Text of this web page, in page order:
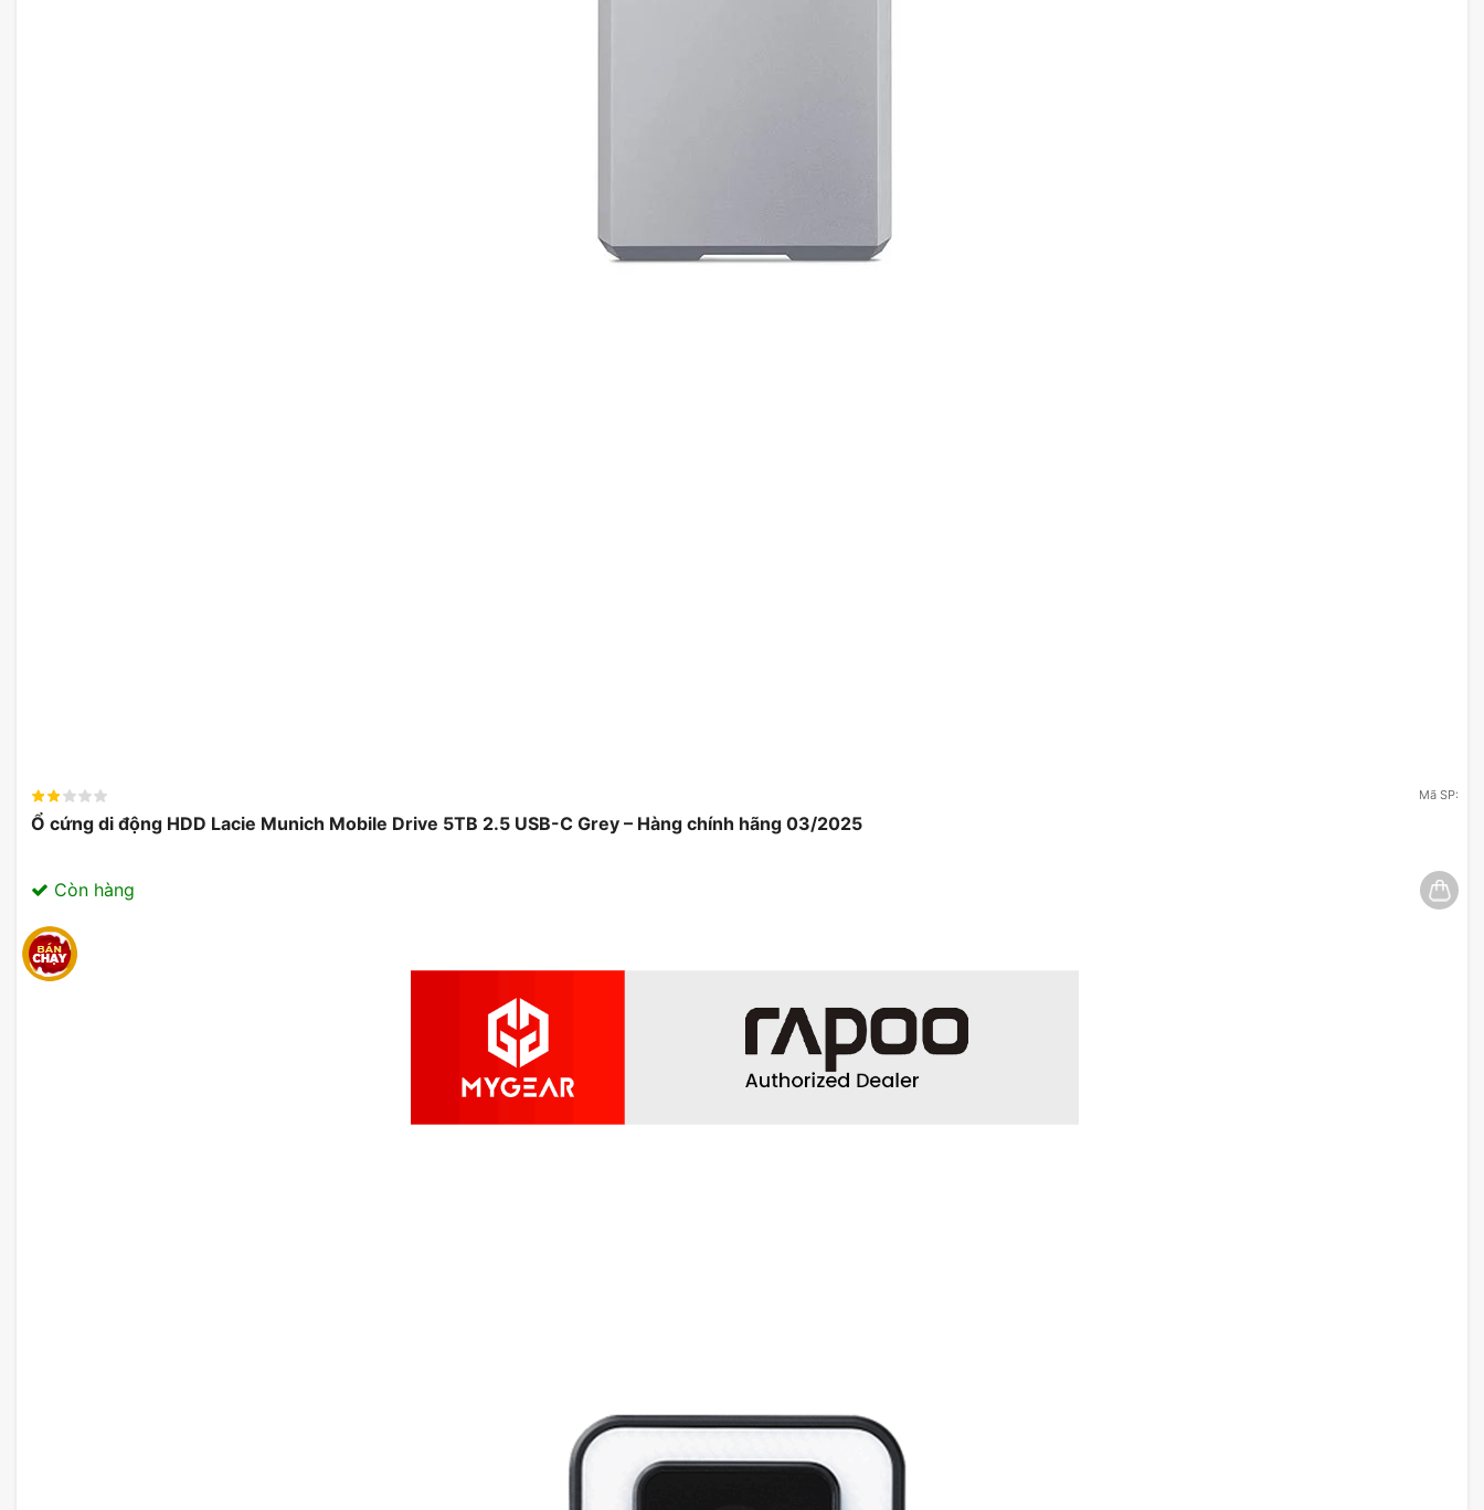
Mã SP:
Ổ cứng di động HDD Lacie Munich Mobile Drive 5TB 2.5 USB-C Grey – Hàng chính hãng 03/2025
Còn hàng